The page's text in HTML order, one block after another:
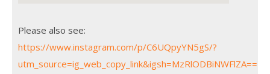
Please also see:
https://www.instagram.com/p/C6UQpyYN5gS/?
utm_source=ig_web_copy_link&igsh=MzRlODBiNWFlZA==